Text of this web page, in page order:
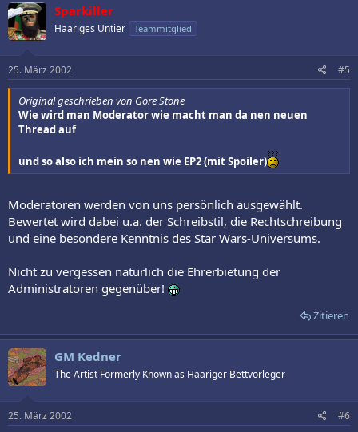
Sparkiller
Haariges Untier Teammitglied
25. März 2002 #5
Original geschrieben von Gore Stone
Wie wird man Moderator wie macht man da nen neuen
Thread auf
und so also ich mein so nen wie EP2 (mit Spoiler)
Moderatoren werden von uns persönlich ausgewählt.
Bewertet wird dabei u.a. der Schreibstil, die Rechtschreibung
und eine besondere Kenntnis des Star Wars-Universums.
Nicht zu vergessen natürlich die Ehrerbietung der
Administratoren gegenüber!
Zitieren
GM Kedner
The Artist Formerly Known as Haariger Bettvorleger
25. März 2002 #6